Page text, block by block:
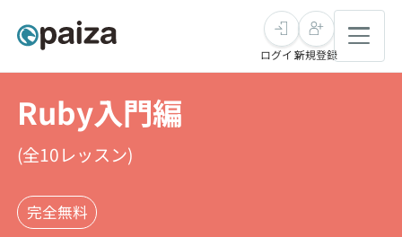
転職・キャリア
求人検索
インタビュー
未経験転職
求人検索
新卒就活
ログイン新規登録
Ruby入門編
(全10レッスン)
完全無料